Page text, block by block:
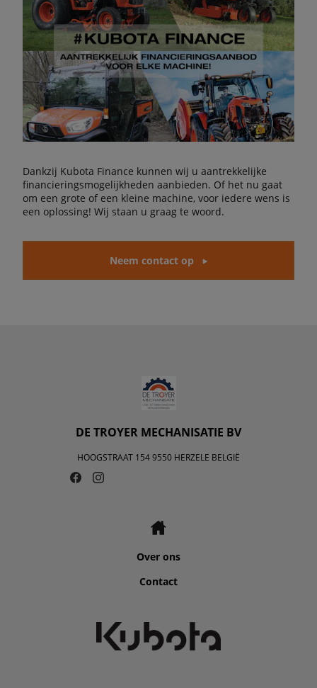
Dankzij Kubota Finance kunnen wij u aantrekkelijke
financieringsmogelijkheden aanbieden. Of het nu gaat
om een grote of een kleine machine, voor iedere wens is
een oplossing! Wij staan u graag te woord.
Neem contact op
DE TROYER MECHANISATIE BV
HOOGSTRAAT 154 9550 HERZELE BELGIË
Over ons
Contact